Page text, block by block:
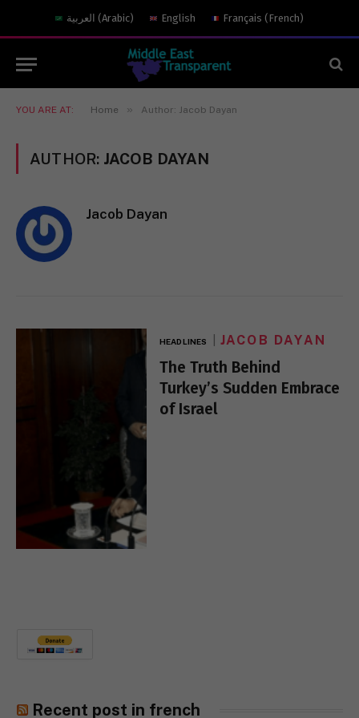
العربية (Arabic) English Français (French)
YOU ARE AT: Home » Author: Jacob Dayan
AUTHOR: JACOB DAYAN
Jacob Dayan
HEADLINES JACOB DAYAN
The Truth Behind
Turkey’s Sudden Embrace
of Israel
Recent post in french